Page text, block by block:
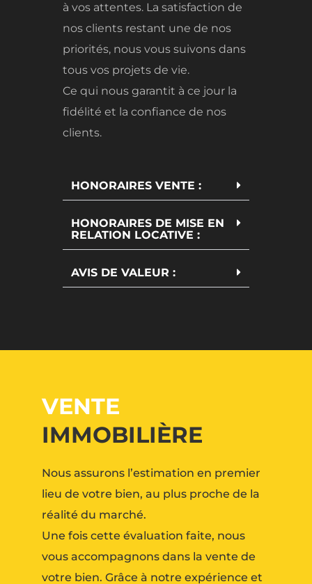
à vos attentes. La satisfaction de
nos clients restant une de nos
priorités, nous vous suivons dans
tous vos projets de vie.
Ce qui nous garantit à ce jour la
fidélité et la confiance de nos
clients.
HONORAIRES VENTE :
HONORAIRES DE MISE EN
RELATION LOCATIVE :
AVIS DE VALEUR :
VENTE
IMMOBILIÈRE
Nous assurons l’estimation en premier
lieu de votre bien, au plus proche de la
réalité du marché.
Une fois cette évaluation faite, nous
vous accompagnons dans la vente de
votre bien. Grâce à notre expérience et